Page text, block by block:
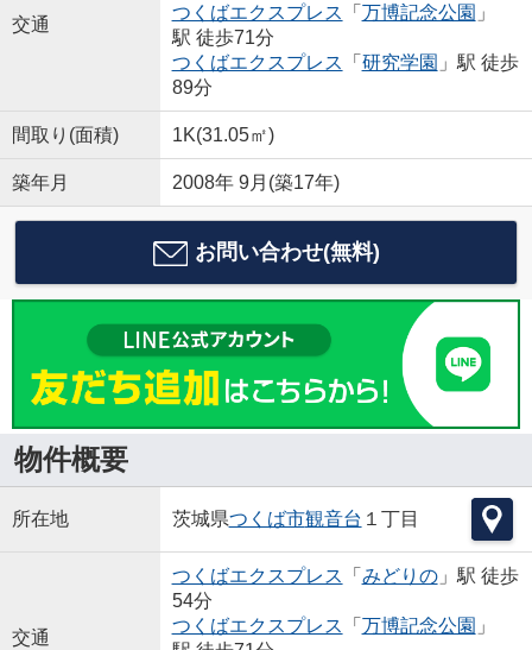
交通
つくばエクスプレス 「 万博記念公園 」
駅 徒歩71分
つくばエクスプレス 「 研究学園 」駅 徒歩
89分
間取り(面積) 1K(31.05㎡)
築年月 2008年 9月(築17年)
お問い合わせ(無料)
物件概要
所在地 茨城県つくば市観音台 １丁目
交通
つくばエクスプレス 「 みどりの」駅 徒歩
54分
つくばエクスプレス 「 万博記念公園 」